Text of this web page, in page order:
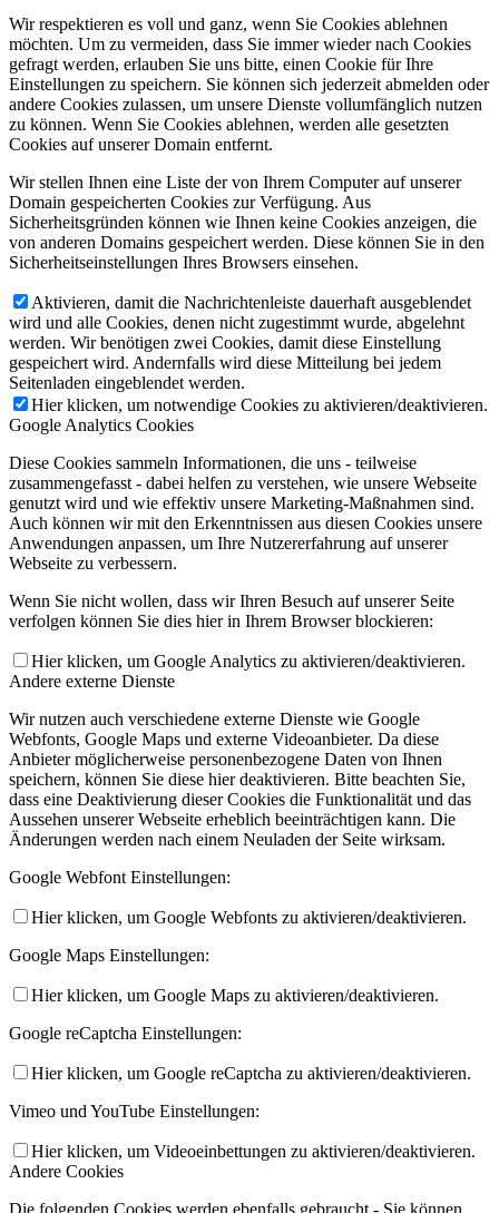
Wir respektieren es voll und ganz, wenn Sie Cookies ablehnen
möchten. Um zu vermeiden, dass Sie immer wieder nach Cookies
gefragt werden, erlauben Sie uns bitte, einen Cookie für Ihre
Einstellungen zu speichern. Sie können sich jederzeit abmelden oder
andere Cookies zulassen, um unsere Dienste vollumfänglich nutzen
zu können. Wenn Sie Cookies ablehnen, werden alle gesetzten
Cookies auf unserer Domain entfernt.
Wir stellen Ihnen eine Liste der von Ihrem Computer auf unserer
Domain gespeicherten Cookies zur Verfügung. Aus
Sicherheitsgründen können wie Ihnen keine Cookies anzeigen, die
von anderen Domains gespeichert werden. Diese können Sie in den
Sicherheitseinstellungen Ihres Browsers einsehen.
Aktivieren, damit die Nachrichtenleiste dauerhaft ausgeblendet
wird und alle Cookies, denen nicht zugestimmt wurde, abgelehnt
werden. Wir benötigen zwei Cookies, damit diese Einstellung
gespeichert wird. Andernfalls wird diese Mitteilung bei jedem
Seitenladen eingeblendet werden.
Hier klicken, um notwendige Cookies zu aktivieren/deaktivieren.
Google Analytics Cookies
Diese Cookies sammeln Informationen, die uns - teilweise
zusammengefasst - dabei helfen zu verstehen, wie unsere Webseite
genutzt wird und wie effektiv unsere Marketing-Maßnahmen sind.
Auch können wir mit den Erkenntnissen aus diesen Cookies unsere
Anwendungen anpassen, um Ihre Nutzererfahrung auf unserer
Webseite zu verbessern.
Wenn Sie nicht wollen, dass wir Ihren Besuch auf unserer Seite
verfolgen können Sie dies hier in Ihrem Browser blockieren:
Hier klicken, um Google Analytics zu aktivieren/deaktivieren.
Andere externe Dienste
Wir nutzen auch verschiedene externe Dienste wie Google
Webfonts, Google Maps und externe Videoanbieter. Da diese
Anbieter möglicherweise personenbezogene Daten von Ihnen
speichern, können Sie diese hier deaktivieren. Bitte beachten Sie,
dass eine Deaktivierung dieser Cookies die Funktionalität und das
Aussehen unserer Webseite erheblich beeinträchtigen kann. Die
Änderungen werden nach einem Neuladen der Seite wirksam.
Google Webfont Einstellungen:
Hier klicken, um Google Webfonts zu aktivieren/deaktivieren.
Google Maps Einstellungen:
Hier klicken, um Google Maps zu aktivieren/deaktivieren.
Google reCaptcha Einstellungen:
Hier klicken, um Google reCaptcha zu aktivieren/deaktivieren.
Vimeo und YouTube Einstellungen:
Hier klicken, um Videoeinbettungen zu aktivieren/deaktivieren.
Andere Cookies
Die folgenden Cookies werden ebenfalls gebraucht - Sie können